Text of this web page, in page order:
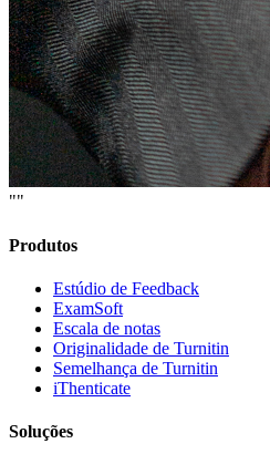
""
Produtos
Estúdio de Feedback
ExamSoft
Escala de notas
Originalidade de Turnitin
Semelhança de Turnitin
iThenticate
Soluções